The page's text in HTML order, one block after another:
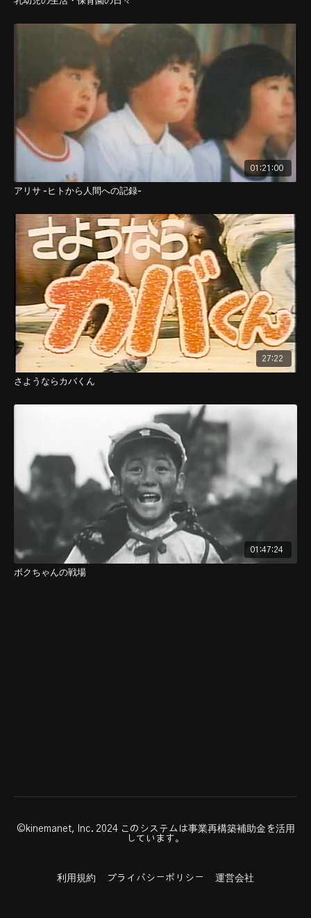
01:21:00
アリサ -ヒトから人間への記録-
27:22
さようならカバくん
01:47:24
ボクちゃんの戦場
©kinemanet, Inc. 2024 このシステムは事業再構築補助金を活用
しています。
利用規約 プライバシーポリシー 運営会社